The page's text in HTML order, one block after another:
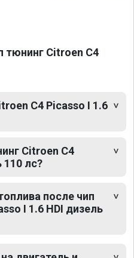
тюнинг Citroen C4
C4 Picasso I 1.6
Citroen C4
110 лс?
после чип
I 1.6 HDI дизель